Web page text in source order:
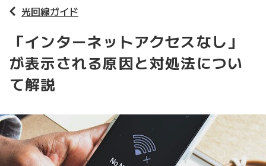
光回線ガイド
「インターネットアクセスなし」
が表示される原因と対処法につい
て解説